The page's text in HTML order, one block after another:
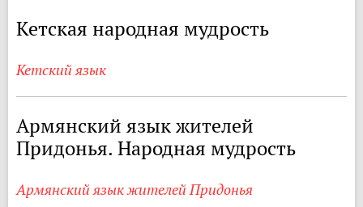
Кетская народная мудрость
Кетский язык
Армянский язык жителей
Придонья. Народная мудрость
Армянский язык жителей Придонья